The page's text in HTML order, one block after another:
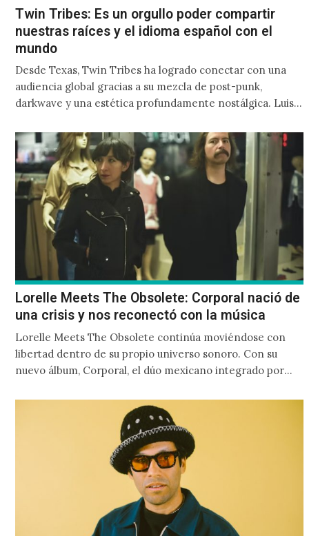
Twin Tribes: Es un orgullo poder compartir
nuestras raíces y el idioma español con el
mundo
Desde Texas, Twin Tribes ha logrado conectar con una
audiencia global gracias a su mezcla de post-punk,
darkwave y una estética profundamente nostálgica. Luis
una parte esencial de su identidad artística, y su nuevo EP
Echos es una muestra de ello: un homenaje al rock en
español reinterpretado desde su universo sonoro.
Lorelle Meets The Obsolete: Corporal nació de
una crisis y nos reconectó con la música
Lorelle Meets The Obsolete continúa moviéndose con
libertad dentro de su propio universo sonoro. Con su
nuevo álbum, Corporal, el dúo mexicano integrado por
estructura tradicional para explorar una conexión más
íntima y honesta con la música.